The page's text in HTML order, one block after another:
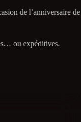
de l’anniversaire
ou expéditives.